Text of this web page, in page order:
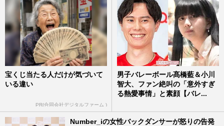
宝くじ当たる人だけが気づいて
いる違い
PR(合同会社デジタルファーム )
男子バレーボール髙橋藍＆小川
智大、ファン絶叫の「意外すぎ
る熱愛事情」と素顔【バレ...
Number_iの女性バックダンサーが怒りの告発